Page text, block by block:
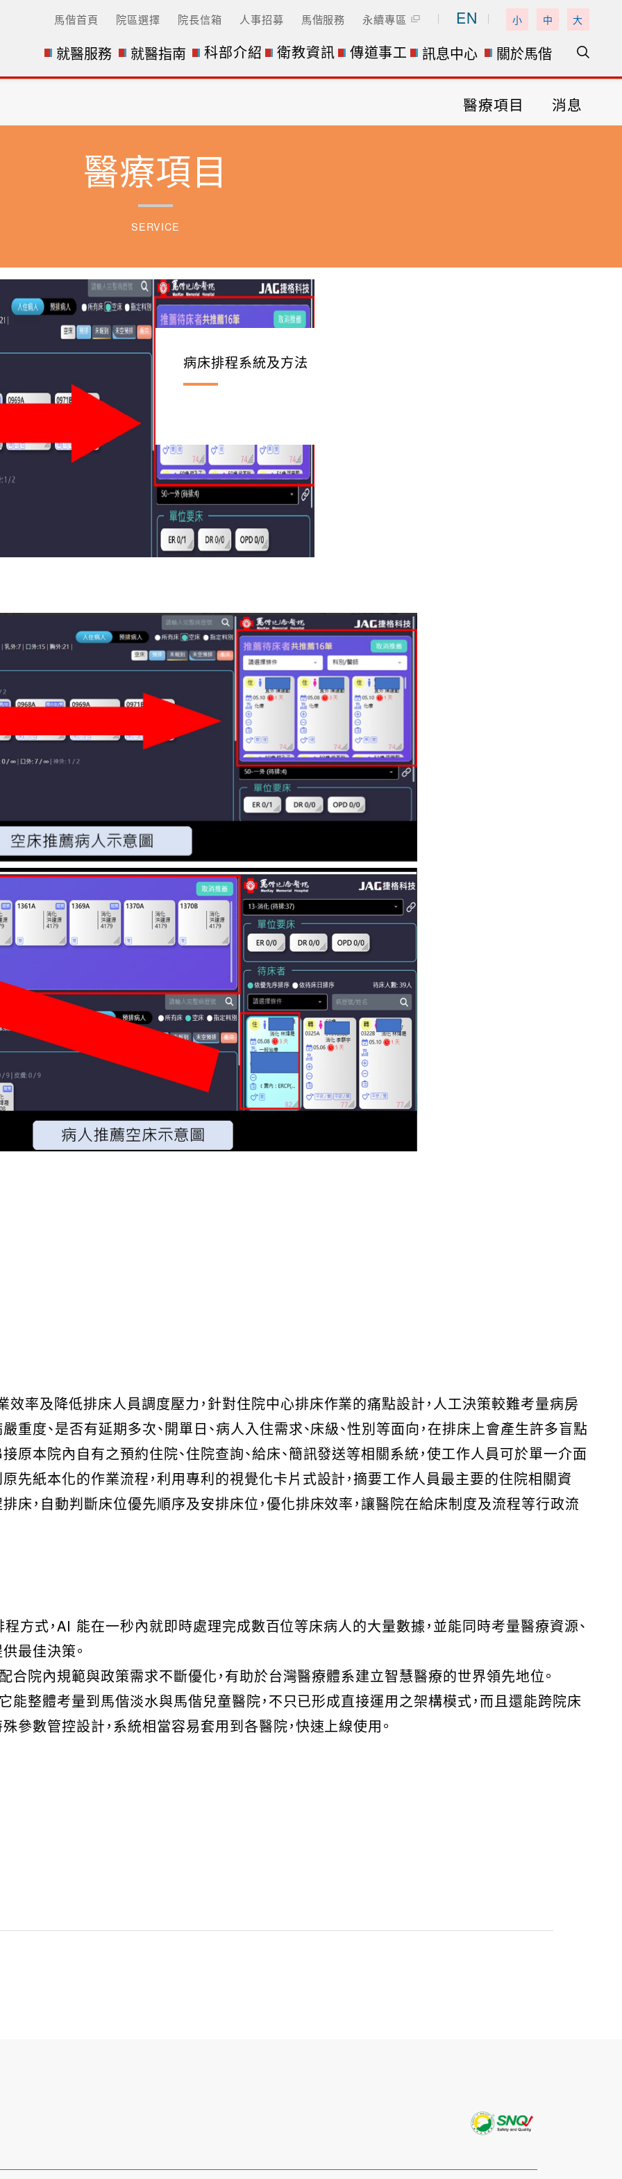
馬偕首頁 院區選擇 院長信箱 人事招募 馬偕服務 永續專區 EN 小 中 大
就醫服務 就醫指南 科部介紹 衛教資訊 傳道事工 訊息中心 關於馬偕
醫療項目 消息
醫療項目
SERVICE
病床排程系統及方法
率及降低排床人員調度壓力，針對住院中心排床作業的痛點設計，人工決策較難考量病房
重度、是否有延期多次、開單日、病人入住需求、床級、性別等面向，在排床上會產生許多盲點
原本院內自有之預約住院、住院查詢、給床、簡訊發送等相關系統，使工作人員可於單一介面
先紙本化的作業流程，利用專利的視覺化卡片式設計，摘要工作人員最主要的住院相關資
床，自動判斷床位優先順序及安排床位，優化排床效率，讓醫院在給床制度及流程等行政流
方式，AI 能在一秒內就即時處理完成數百位等床病人的大量數據，並能同時考量醫療資源、
最佳決策。
合院內規範與政策需求不斷優化，有助於台灣醫療體系建立智慧醫療的世界領先地位。
能整體考量到馬偕淡水與馬偕兒童醫院，不只已形成直接運用之架構模式，而且還能跨院床
參數管控設計，系統相當容易套用到各醫院，快速上線使用。